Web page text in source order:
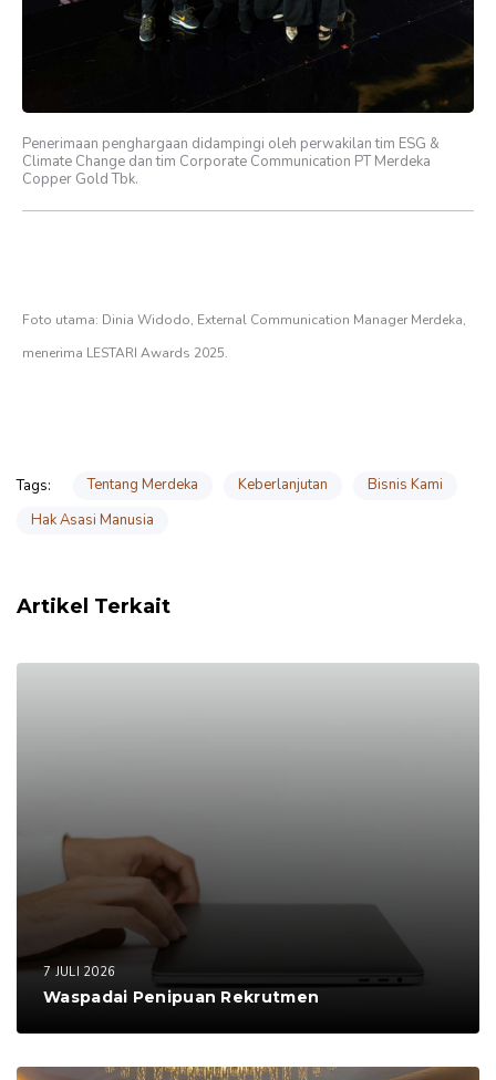
Penerimaan penghargaan didampingi oleh perwakilan tim ESG &
Climate Change dan tim Corporate Communication PT Merdeka
Copper Gold Tbk.
Foto utama: Dinia Widodo, External Communication Manager Merdeka,
menerima LESTARI Awards 2025.
Tags: Tentang Merdeka Keberlanjutan
Bisnis Kami
Hak Asasi Manusia
Artikel Terkait
7 JULI 2026
Waspadai Penipuan Rekrutmen